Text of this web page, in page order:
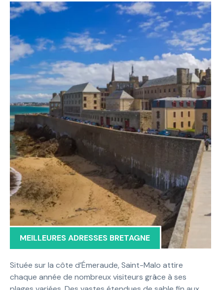
MEILLEURES ADRESSES BRETAGNE
Située sur la côte d’Émeraude, Saint-Malo attire
chaque année de nombreux visiteurs grâce à ses